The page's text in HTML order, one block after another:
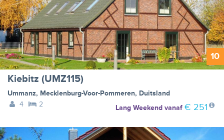
10
Kiebitz (UMZ115)
Ummanz, Mecklenburg-Voor-Pommeren, Duitsland
4
2 Lang Weekendvanaf € 251